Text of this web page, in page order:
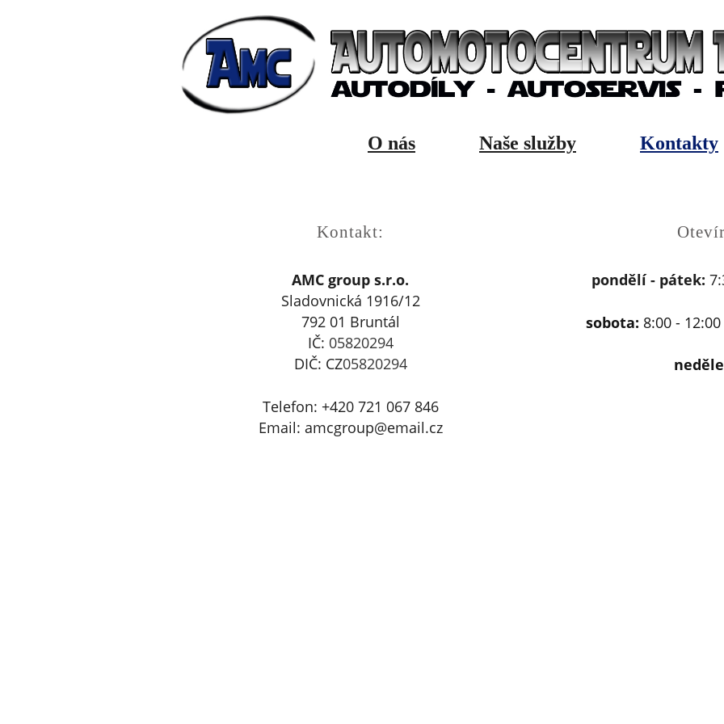
O nás Naše služby Kontakty
Kontakt:
AMC group s.r.o.
Sladovnická 1916/12
792 01 Bruntál
IČ: 05820294
DIČ: CZ05820294
Telefon: +420 721 067 846
Email: amcgroup@email.cz
pondělí - pátek:
sobota: 8:00 -